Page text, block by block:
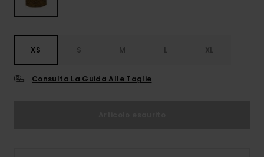
XS S M L XL
Consulta La Guida Alle Taglie